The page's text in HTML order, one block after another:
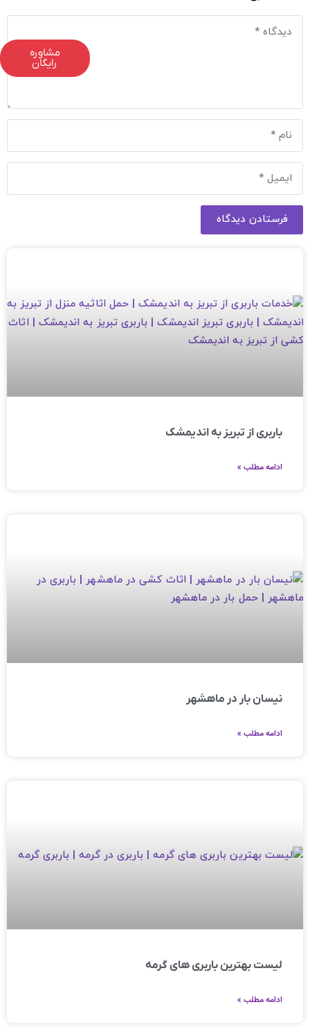
فرستادن دیدگاه
باربری از تبریز به اندیمشک
ادامه مطلب »
نیسان بار در ماهشهر
ادامه مطلب »
لیست بهترین باربری های گرمه
ادامه مطلب »
مشاوره
رایگان